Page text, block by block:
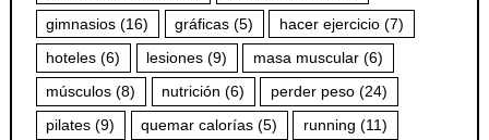
gimnasios (16) gráficas (5) hacer ejercicio (7)
hoteles (6) lesiones (9) masa muscular (6)
músculos (8) nutrición (6) perder peso (24)
pilates (9) quemar calorías (5) running (11)